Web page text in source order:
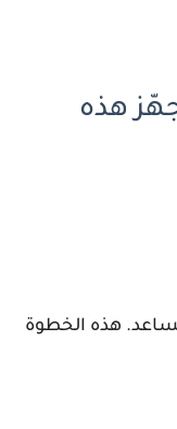
هذه
هذه الخطوة